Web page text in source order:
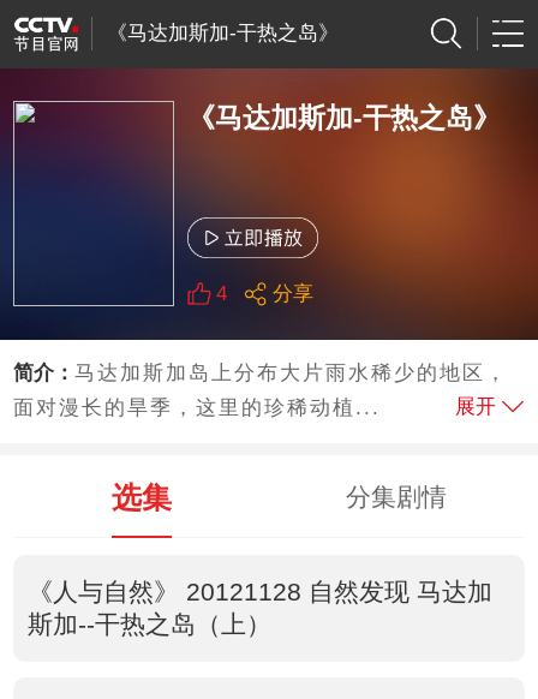
《马达加斯加-干热之岛》
《马达加斯加-干热之岛》
4 分享
简介：马达加斯加岛上分布大片雨水稀少的地区，
面对漫长的旱季，这里的珍稀动植...
展开
选集 分集剧情
《人与自然》 20121128 自然发现 马达加
斯加--干热之岛（上）